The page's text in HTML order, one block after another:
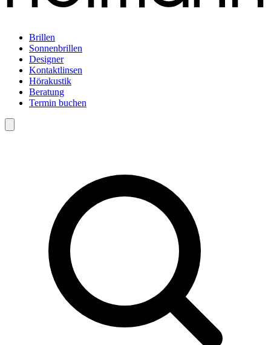
Brillen
Sonnenbrillen
Designer
Kontaktlinsen
Hörakustik
Beratung
Termin buchen